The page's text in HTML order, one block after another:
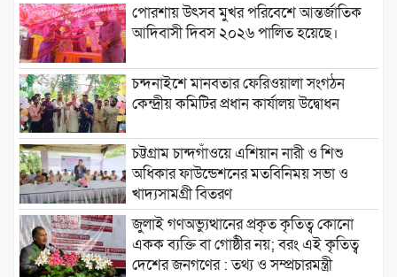
পোরশায় উৎসব মুখর পরিবেশে আন্তর্জাতিক
আদিবাসী দিবস ২০২৬ পালিত হয়েছে।
চন্দনাইশে মানবতার ফেরিওয়ালা সংগঠন
কেন্দ্রীয় কমিটির প্রধান কার্যালয় উদ্বোধন
চট্টগ্রাম চান্দগাঁওয়ে এশিয়ান নারী ও শিশু
অধিকার ফাউন্ডেশনের মতবিনিময় সভা ও
খাদ্যসামগ্রী বিতরণ
জুলাই গণঅভ্যুত্থানের প্রকৃত কৃতিত্ব কোনো
একক ব্যক্তি বা গোষ্ঠীর নয়; বরং এই কৃতিত্ব
দেশের জনগণের : তথ্য ও সম্প্রচারমন্ত্রী